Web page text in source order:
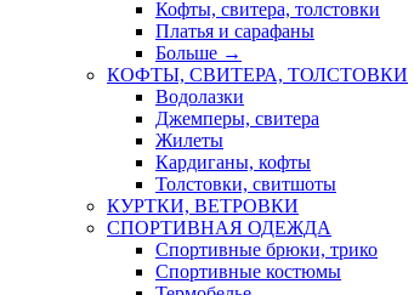
Кофты, свитера, толстовки
Платья и сарафаны
Больше →
КОФТЫ, СВИТЕРА, ТОЛСТОВКИ
Водолазки
Джемперы, свитера
Жилеты
Кардиганы, кофты
Толстовки, свитшоты
КУРТКИ, ВЕТРОВКИ
СПОРТИВНАЯ ОДЕЖДА
Спортивные брюки, трико
Спортивные костюмы